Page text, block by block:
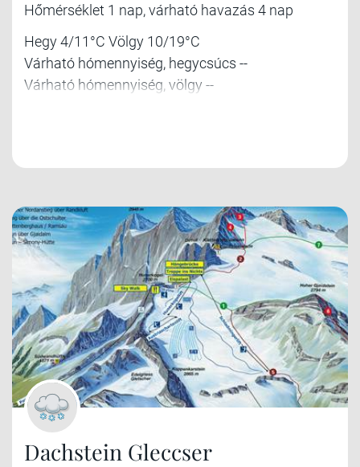
Hőmérséklet 1 nap, várható havazás 4 nap
Hegy 4/11°C Völgy 10/19°C
Várható hómennyiség, hegycsúcs --
Várható hómennyiség, völgy --
Dachstein Gleccser